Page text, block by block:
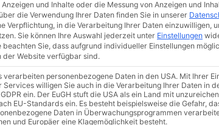
Rose
rote
€
und Inhalte oder die Messung von Anzeigen und
die Verwendung Ihrer Daten finden Sie in unserer
Verpflichtung, in die Verarbeitung Ihrer Daten einzuwilligen,
Sie können Ihre Auswahl jederzeit unter Einstellungen
beachten Sie, dass aufgrund individueller Einstellungen
der Website verfügbar sind.
verarbeiten personenbezogene Daten in den USA. Mit Ihrer
Services willigen Sie auch in die Verarbeitung Ihrer Daten in
ein. Der EuGH stuft die USA als ein Land mit
EU-Standards ein. Es besteht beispielsweise die Gefahr,
Daten in Überwachungsprogrammen
und Europäer eine Klagemöglichkeit besteht.